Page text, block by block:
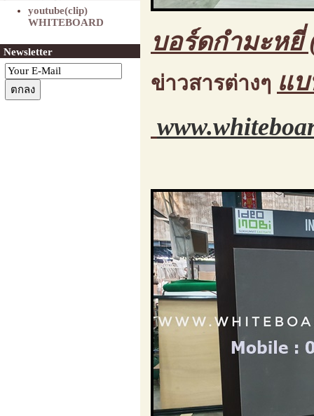
youtube(clip)
WHITEBOARD
Newsletter บอร์ดกำมะหยี่
ข่าวสารต่างๆ แ